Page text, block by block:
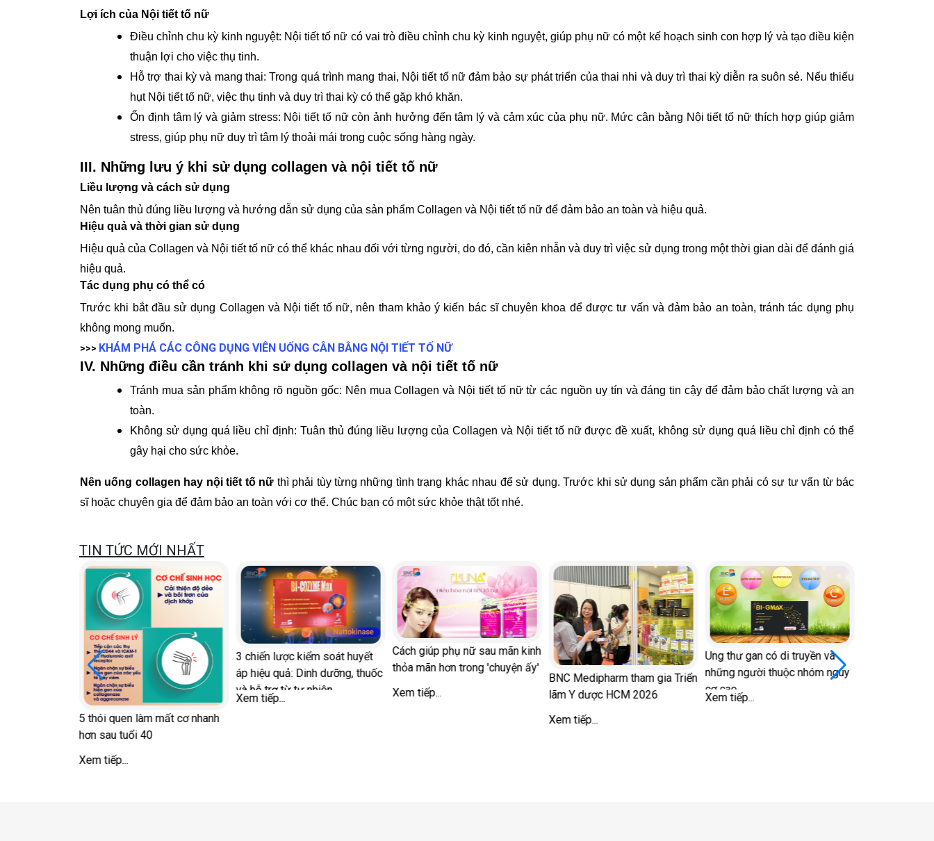
Lợi ích của Nội tiết tố nữ
Điều chỉnh chu kỳ kinh nguyệt: Nội tiết tố nữ có vai trò điều chỉnh chu kỳ kinh nguyệt, giúp phụ nữ có một kế hoạch sinh con hợp lý và tạo điều kiện
thuận lợi cho việc thụ tinh.
Hỗ trợ thai kỳ và mang thai: Trong quá trình mang thai, Nội tiết tố nữ đảm bảo sự phát triển của thai nhi và duy trì thai kỳ diễn ra suôn sẻ. Nếu thiếu
hụt Nội tiết tố nữ, việc thụ tinh và duy trì thai kỳ có thể gặp khó khăn.
Ổn định tâm lý và giảm stress: Nội tiết tố nữ còn ảnh hưởng đến tâm lý và cảm xúc của phụ nữ. Mức cân bằng Nội tiết tố nữ thích hợp giúp giảm
stress, giúp phụ nữ duy trì tâm lý thoải mái trong cuộc sống hàng ngày.
III. Những lưu ý khi sử dụng collagen và nội tiết tố nữ
Liều lượng và cách sử dụng
Nên tuân thủ đúng liều lượng và hướng dẫn sử dụng của sản phẩm Collagen và Nội tiết tố nữ để đảm bảo an toàn và hiệu quả.
Hiệu quả và thời gian sử dụng
Hiệu quả của Collagen và Nội tiết tố nữ có thể khác nhau đối với từng người, do đó, cần kiên nhẫn và duy trì việc sử dụng trong một thời gian dài để đánh giá
hiệu quả.
Tác dụng phụ có thể có
Trước khi bắt đầu sử dụng Collagen và Nội tiết tố nữ, nên tham khảo ý kiến bác sĩ chuyên khoa để được tư vấn và đảm bảo an toàn, tránh tác dụng phụ
không mong muốn.
>>> KHÁM PHÁ CÁC CÔNG DỤNG VIÊN UỐNG CÂN BẰNG NỘI TIẾT TỐ NỮ
IV. Những điều cần tránh khi sử dụng collagen và nội tiết tố nữ
Tránh mua sản phẩm không rõ nguồn gốc: Nên mua Collagen và Nội tiết tố nữ từ các nguồn uy tín và đáng tin cậy để đảm bảo chất lượng và an
toàn.
Không sử dụng quá liều chỉ định:Tuân thủ đúng liều lượng của Collagen và Nội tiết tố nữ được đề xuất, không sử dụng quá liều chỉ định có thể
gây hại cho sức khỏe.
Nên uống collagen hay nội tiết tố nữ thì phải tùy từng những tình trạng khác nhau để sử dụng. Trước khi sử dụng sản phẩm cần phải có sự tư vấn từ bác
sĩ hoặc chuyên gia để đảm bảo an toàn với cơ thể. Chúc bạn có một sức khỏe thật tốt nhé.
TIN TỨC MỚI NHẤT
5 thói quen làm mất cơ nhanh
hơn sau tuổi 40
Xem tiếp...
3 chiến lược kiểm soát huyết
áp hiệu quả: Dinh dưỡng, thuốc
và hỗ trợ từ tự nhiên
Xem tiếp...
Cách giúp phụ nữ sau mãn kinh
thỏa mãn hơn trong 'chuyện ấy'
Xem tiếp...
BNC Medipharm tham gia Triển
lãm Y dược HCM 2026
Xem tiếp...
Ung thư gan có di truyền và
những người thuộc nhóm nguy
cơ cao
Xem tiếp...